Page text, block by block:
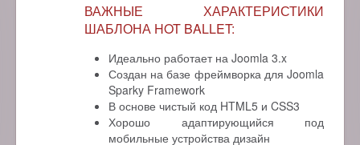
ВАЖНЫЕ ХАРАКТЕРИСТИКИ
ШАБЛОНА HOT BALLET:
Идеально работает на Joomla 3.x
Создан на базе фреймворка для Joomla
Sparky Framework
В основе чистый код HTML5 и CSS3
Хорошо адаптирующийся под
мобильные устройства дизайн